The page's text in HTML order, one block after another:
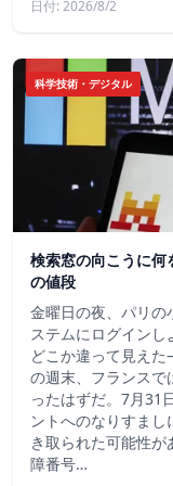
日付: 2026/8/2
科学技術・デジタル
検索窓の向こうに
の値段
金曜日の夜、パリの
ステムにログイン
どこか違って見え
の週末、フランスで
ったはずだ。7月31
ントへのなりすま
き取られた可能性
障番号…